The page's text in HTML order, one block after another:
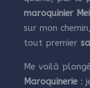
maroquinier
sur mon
tout premier
Me voilà
Maroquinerie :